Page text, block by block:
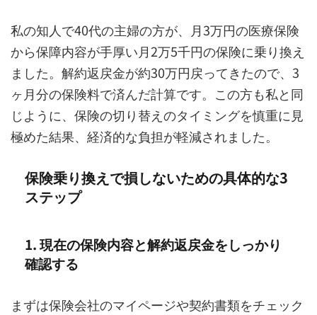
私の知人で40代の主婦の方が、月3万円の医療保険
から保障内容が手厚い月2万5千円の保険に乗り換え
ました。解約返戻金が約30万円戻ってきたので、3
ヶ月分の保険料で済んだ計算です。この方も私と同
じように、保険の切り替えのタイミングを慎重に見
極めた結果、経済的な負担が軽減されました。
保険乗り換えで損しないための具体的な3
ステップ
1. 現在の保険内容と解約返戻金をしっかり
確認する
まずは保険会社のマイページや契約書類をチェック